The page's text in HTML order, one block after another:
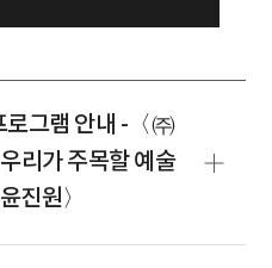
로그램 안내 -〈㈜
리가 주목할 예술
진원〉